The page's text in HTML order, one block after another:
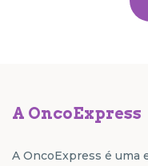
A OncoExpress
A OncoExpress é uma